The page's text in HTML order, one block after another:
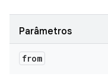
Parâmetros
from